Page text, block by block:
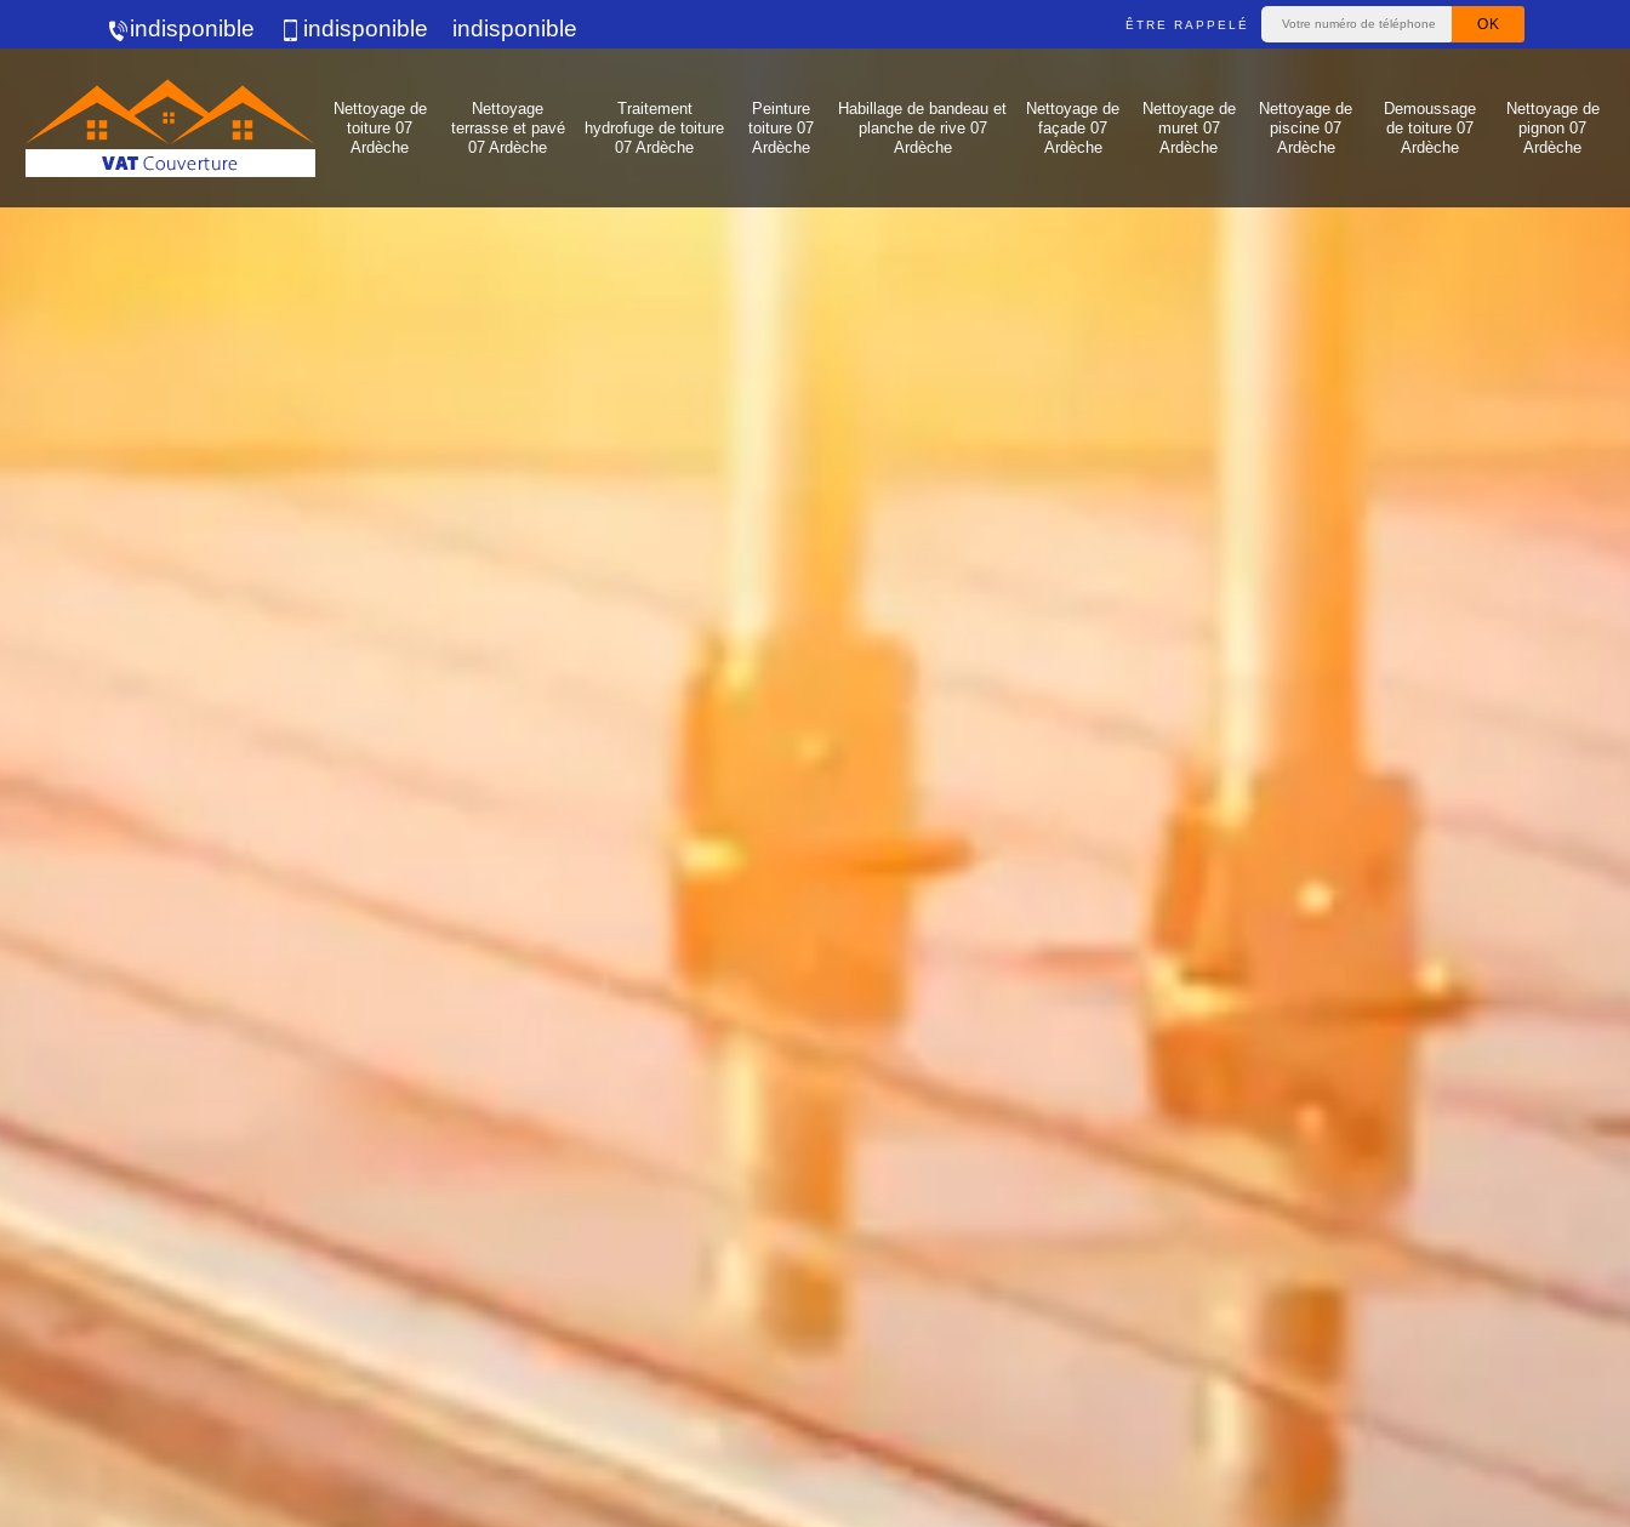
indisponible indisponible indisponible ÊTRE RAPPELÉ
Nettoyage de
toiture 07
Ardèche
Nettoyage
terrasse et pavé
07 Ardèche
Traitement
hydrofuge de toiture
07 Ardèche
Peinture
toiture 07
Ardèche
Habillage de bandeau et
planche de rive 07
Ardèche
Nettoyage de
façade 07
Ardèche
Nettoyage de
muret 07
Ardèche
Nettoyage de
piscine 07
Ardèche
Demoussage
de toiture 07
Ardèche
Nettoyage de
pignon 07
Ardèche